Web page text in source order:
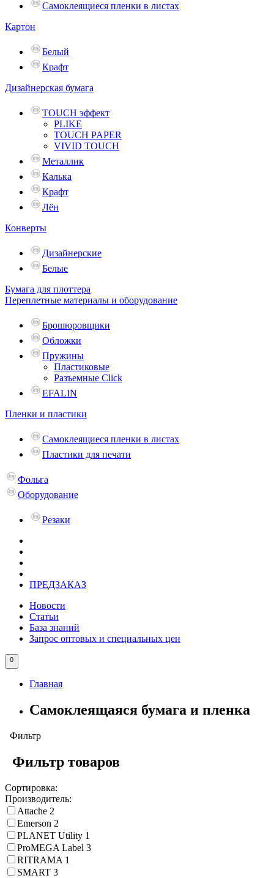
Самоклеящиеся пленки в листах
Картон
Белый
Крафт
Дизайнерская бумага
TOUCH эффект
PLIKE
TOUCH PAPER
VIVID TOUCH
Металлик
Калька
Крафт
Лён
Конверты
Дизайнерские
Белые
Бумага для плоттера
Переплетные материалы и оборудование
Брошюровщики
Обложки
Пружины
Пластиковые
Разъемные Click
EFALIN
Пленки и пластики
Самоклеящиеся пленки в листах
Пластики для печати
Фольга
Оборудование
Резаки
ПРЕДЗАКАЗ
Новости
Статьи
База знаний
Запрос оптовых и специальных цен
0
Главная
Самоклеящаяся бумага и пленка
Фильтр
Фильтр товаров
Сортировка:
Производитель:
Attache 2
Emerson 2
PLANET Utility 1
ProMEGA Label 3
RITRAMA 1
SMART 3